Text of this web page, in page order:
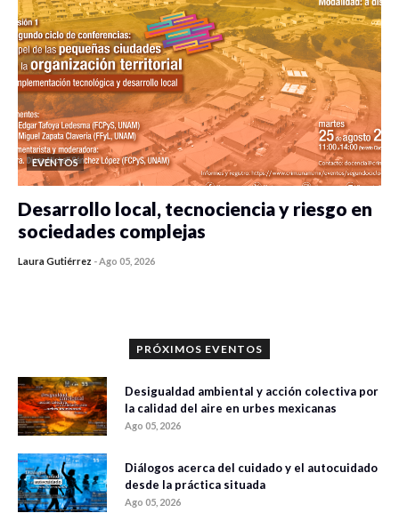
EVENTOS
Desarrollo local, tecnociencia y riesgo en
sociedades complejas
Laura Gutiérrez -Ago 05, 2026
PRÓXIMOS EVENTOS
Desigualdad ambiental y acción colectiva por
la calidad del aire en urbes mexicanas
Ago 05, 2026
Diálogos acerca del cuidado y el autocuidado
desde la práctica situada
Ago 05, 2026